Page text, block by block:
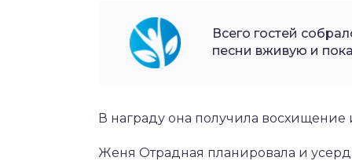
Всего гостей
песни вживую и
В награду она получила восхищение
Женя Отрадная планировала и